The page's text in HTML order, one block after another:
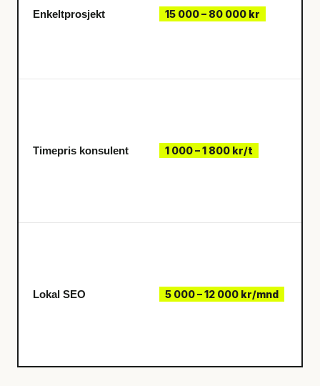
Enkeltprosjekt 15 000 – 80 000 kr
Timepris konsulent 1 000 – 1 800 kr/t
Lokal SEO 5 000 – 12 000 kr/mnd